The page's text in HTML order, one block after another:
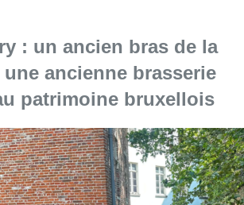
: un ancien bras de la
une ancienne brasserie
patrimoine bruxellois